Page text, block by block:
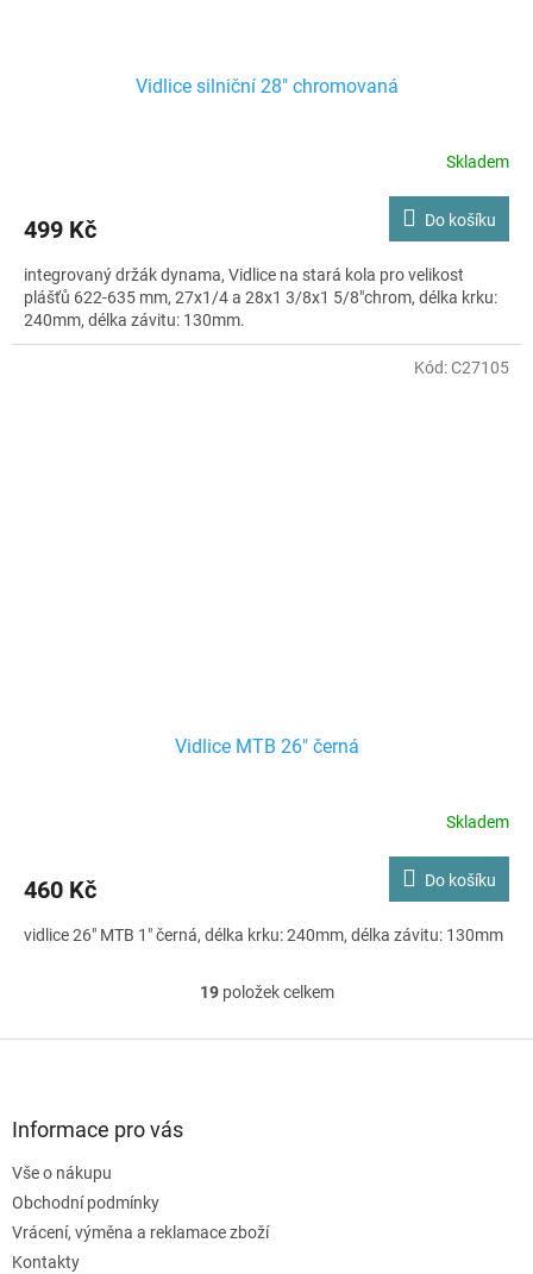
Vidlice silniční 28" chromovaná
Skladem
499 Kč Do košíku
integrovaný držák dynama, Vidlice na stará kola pro velikost
plášťů 622-635 mm, 27x1/4 a 28x1 3/8x1 5/8"chrom, délka krku:
240mm, délka závitu: 130mm.
Vidlice MTB 26" černá
Skladem
460 Kč Do košíku
vidlice 26" MTB 1" černá, délka krku: 240mm, délka závitu: 130mm
Kód:C27105
O
l
v
19položek celkem
Informace pro vás
Vše o nákupu
Obchodní podmínky
Vrácení, výměna a reklamace zboží
Kontakty